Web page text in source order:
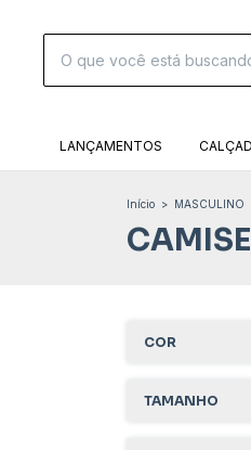
LANÇAMENTOS
Início > MASCULINO
COR
TAMANHO